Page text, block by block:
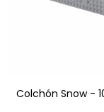
Colchón Snow -